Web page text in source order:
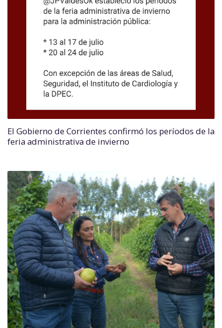
El Gobierno de Corrientes confirmó los períodos de la
feria administrativa de invierno